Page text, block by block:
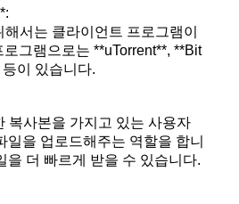
서는 클라이언트 프로그램이
그램으로는 **uTorrent**, **Bit
이 있습니다.
복사본을 가지고 있는 사용자
일을 업로드해주는 역할을 합니
을 더 빠르게 받을 수 있습니다.